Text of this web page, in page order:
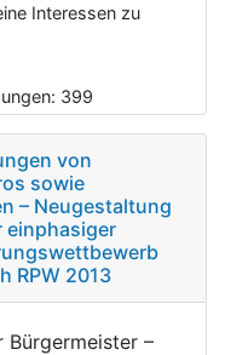
Interessen zu
399
von
sowie
– Neugestaltung
einphasiger
RPW 2013
Bürgermeister –